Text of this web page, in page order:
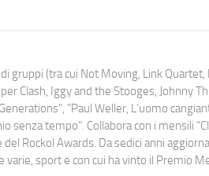
gruppi (tra cui Not Moving, Link Quartet,
Clash, Iggy and the Stooges, Johnny
"Paul Weller, L’uomo
senza tempo". Collabora con i mensili
Rockol Awards. Da sedici anni
sport e con cui ha vinto il Premio